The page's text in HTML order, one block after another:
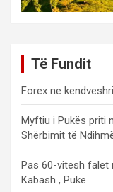
Të Fundit
Forex ne
Myftiu i Pukës priti
Shërbimit të
Pas 60-vitesh falet
Kabash , Puke